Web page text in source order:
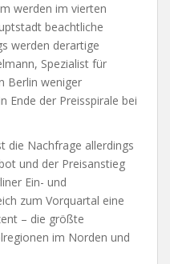
werden im vierten
beachtliche
werden derartige
Spezialist für
Berlin weniger
Ende der Preisspirale bei
die Nachfrage allerdings
und der Preisanstieg
Ein- und
zum Vorquartal eine
– die größte
im Norden und